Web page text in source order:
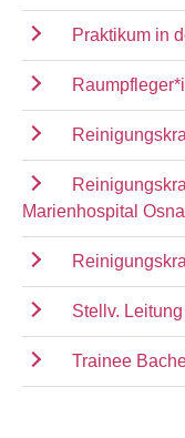
Praktikum in
Marienhospital
Stellv.
Trainee